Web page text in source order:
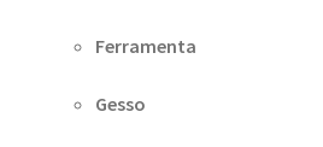
Ferramenta
Gesso